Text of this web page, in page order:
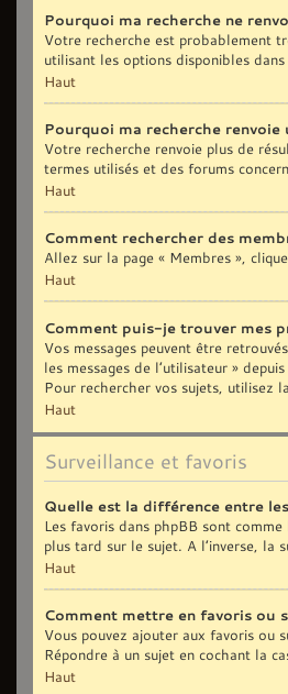
Pourquoi ma recherche ne
Votre recherche est probablement
utilisant les options disponibles
Haut
Pourquoi ma recherche renvoie
Votre recherche renvoie plus de
termes utilisés et des forums
Haut
Comment rechercher des
Allez sur la page « Membres »,
Haut
Comment puis-je trouver mes
Vos messages peuvent être
les messages de l’utilisateur »
Pour rechercher vos sujets, utilisez
Haut
Surveillance et favoris
Quelle est la différence entre
Les favoris dans phpBB sont
plus tard sur le sujet. A l’inverse, la
Haut
Comment mettre en favoris ou
Vous pouvez ajouter aux favoris ou
Répondre à un sujet en cochant la
Haut